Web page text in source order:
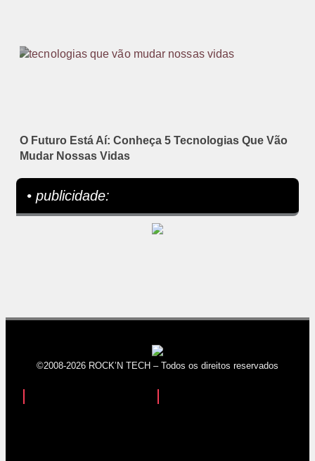
O Futuro Está Aí: Conheça 5 Tecnologias Que Vão
Mudar Nossas Vidas
• publicidade:
©2008-2026 ROCK’N TECH – Todos os direitos reservados